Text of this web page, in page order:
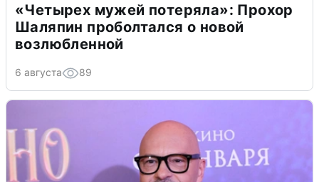
«Четырех мужей потеряла»: Прохор
Шаляпин проболтался о новой
возлюбленной
6 августа 89